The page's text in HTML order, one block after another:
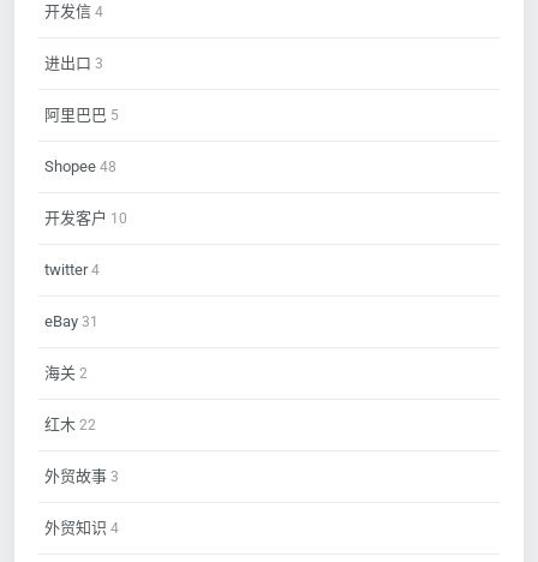
开发信 4
进出口 3
阿里巴巴 5
Shopee 48
开发客户 10
twitter4
eBay 31
海关 2
红木 22
外贸故事 3
外贸知识 4